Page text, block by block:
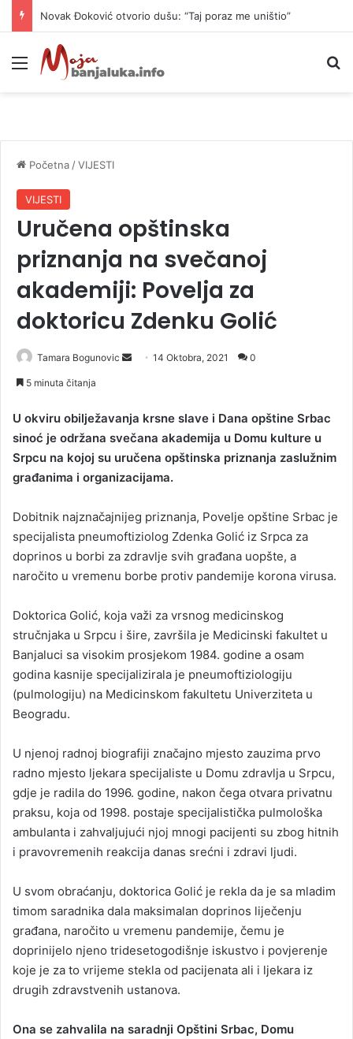
Meni
Početna /VIJESTI
VIJESTI
Uručena opštinska
priznanja na svečanoj
akademiji: Povelja za
doktoricu Zdenku Golić
Tamara Bogunovic
d
a
n
14 Oktobra, 2021 0
5 minuta čitanja
U okviru obilježavanja krsne slave i Dana opštine Srbac
sinoć je održana svečana akademija u Domu kulture u
Srpcu na kojoj su uručena opštinska priznanja zaslužnim
građanima i organizacijama.
Dobitnik najznačajnijeg priznanja, Povelje opštine Srbac je
specijalista pneumoftiziolog Zdenka Golić iz Srpca za
doprinos u borbi za zdravlje svih građana uopšte, a
naročito u vremenu borbe protiv pandemije korona virusa.
Doktorica Golić, koja važi za vrsnog medicinskog
stručnjaka u Srpcu i šire, završila je Medicinski fakultet u
Banjaluci sa visokim prosjekom 1984. godine a osam
godina kasnije specijalizirala je pneumoftiziologiju
(pulmologiju) na Medicinskom fakultetu Univerziteta u
Beogradu.
U njenoj radnoj biografiji značajno mjesto zauzima prvo
radno mjesto ljekara specijaliste u Domu zdravlja u Srpcu,
gdje je radila do 1996. godine, nakon čega otvara privatnu
praksu, koja od 1998. postaje specijalistička pulmološka
ambulanta i zahvaljujući njoj mnogi pacijenti su zbog hitnih
i pravovremenih reakcija danas srećni i zdravi ljudi.
U svom obraćanju, doktorica Golić je rekla da je sa mladim
timom saradnika dala maksimalan doprinos liječenju
građana, naročito u vremenu pandemije, čemu je
doprinijelo njeno tridesetogodišnje iskustvo i povjerenje
koje je za to vrijeme stekla od pacijenata ali i ljekara iz
drugih zdravstvenih ustanova.
Ona se zahvalila na saradnji Opštini Srbac, Domu